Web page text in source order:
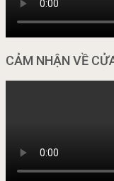
CẢM NHẬN VỀ